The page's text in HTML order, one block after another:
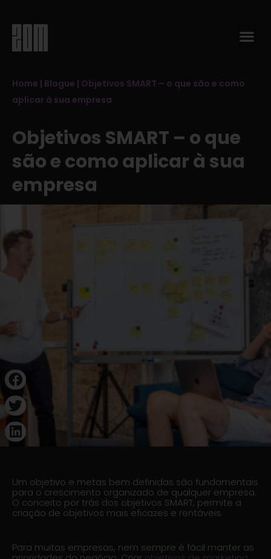
Home | Blogue | Objetivos SMART – o que são e como
aplicar à sua empresa
Objetivos SMART – o que
são e como aplicar à sua
empresa
Um objetivo e metas bem definidas são fundamentais
para o crescimento organizado de qualquer empresa.
O conceito por trás dos objetivos SMART, permite a
criação de objetivos mais eficazes e rentáveis.
Para muitas empresas, nem sempre é fácil manter as